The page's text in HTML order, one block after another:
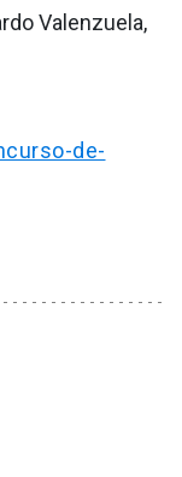
Valenzuela,
de-